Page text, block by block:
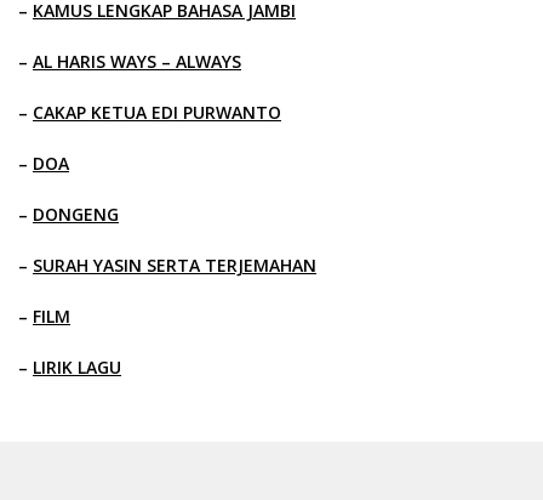
– KAMUS LENGKAP BAHASA JAMBI
– AL HARIS WAYS – ALWAYS
– CAKAP KETUA EDI PURWANTO
– DOA
– DONGENG
– SURAH YASIN SERTA TERJEMAHAN
– FILM
– LIRIK LAGU